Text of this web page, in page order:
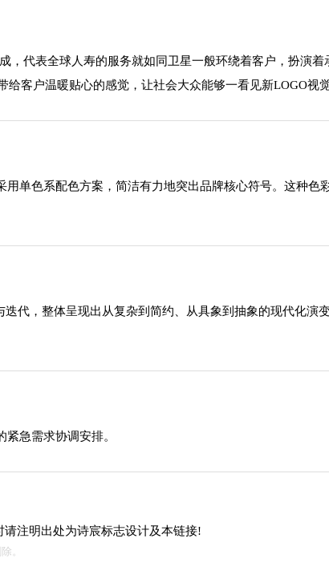
代表全球人寿的服务就如同卫星一般环绕着客户，扮演
客户温暖贴心的感觉，让社会大众能够一看见新LOGO视
单色系配色方案，简洁有力地突出品牌核心符号。这种色
代，整体呈现出从复杂到简约、从具象到抽象的现代化演
急需求协调安排。
请注明出处为诗宸标志设计及本链接!
。